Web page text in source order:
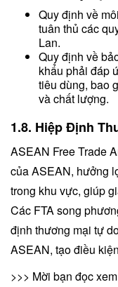
Quy định về
tuân thủ các
Lan.
Quy định về
khẩu phải đáp
tiêu dùng, bao
và chất lượng.
1.8. Hiệp Định
ASEAN Free Trade
của ASEAN, hưởng
trong khu vực, giúp
Các FTA song
định thương mại tự
ASEAN, tạo điều
>>> Mời bạn đọc